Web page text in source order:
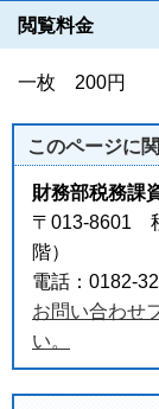
閲覧料金
一枚 200円
このページに
財務部税務課
〒013-8601
階）
電話：0182-
お問い合わせ
い。